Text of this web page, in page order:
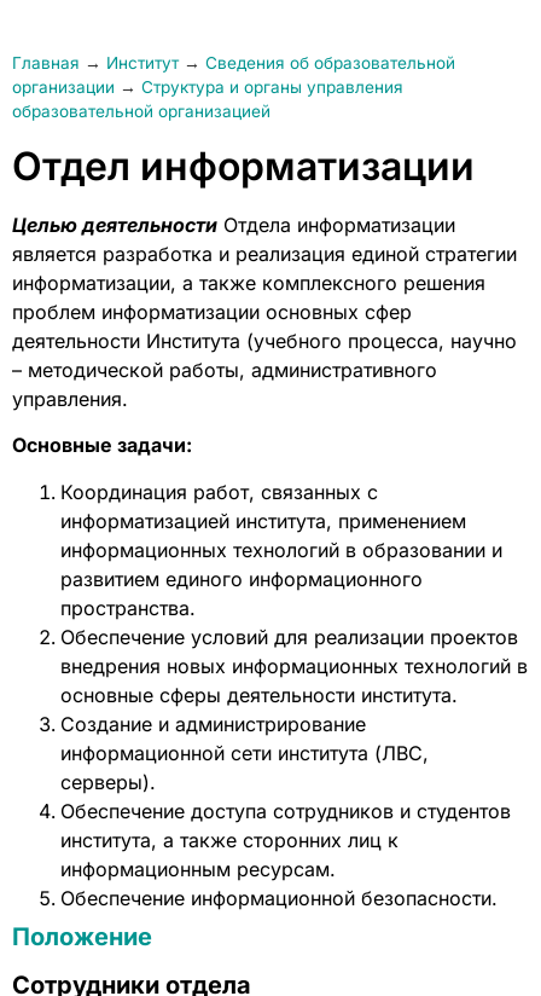
Главная → Институт→ Сведения об образовательной
организации → Структура и органы управления
образовательной организацией
Отдел информатизации
Целью деятельности Отдела информатизации
является разработка и реализация единой стратегии
информатизации, а также комплексного решения
проблем информатизации основных сфер
деятельности Института (учебного процесса, научно
– методической работы, административного
управления.
Основные задачи:
Координация работ, связанных с
информатизацией института, применением
информационных технологий в образовании и
развитием единого информационного
пространства.
Обеспечение условий для реализации проектов
внедрения новых информационных технологий в
основные сферы деятельности института.
Создание и администрирование
информационной сети института (ЛВС,
серверы).
Обеспечение доступа сотрудников и студентов
института, а также сторонних лиц к
информационным ресурсам.
Обеспечение информационной безопасности.
Положение
Сотрудники отдела